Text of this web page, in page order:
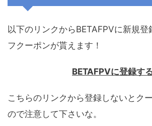
以下のリンクからBETAFPVに新規登
フクーポンが貰えます！
BETAFPVに登録す
こちらのリンクから登録しないとク
ので注意して下さいな。